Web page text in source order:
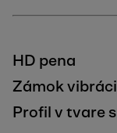
HD pena
Zámok
Profil v tvare